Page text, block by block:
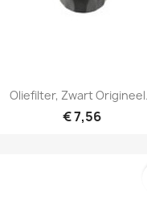
Oliefilter, Zwart
€ 7,56